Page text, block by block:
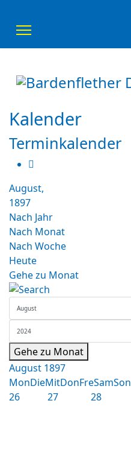
Kalender
Terminkalender
August,
1897
Nach Jahr
Nach Monat
Nach Woche
Heute
Gehe zu Monat
Gehe zu Monat
August 1897
MonDieMitDonFreSamSon
26
27 28